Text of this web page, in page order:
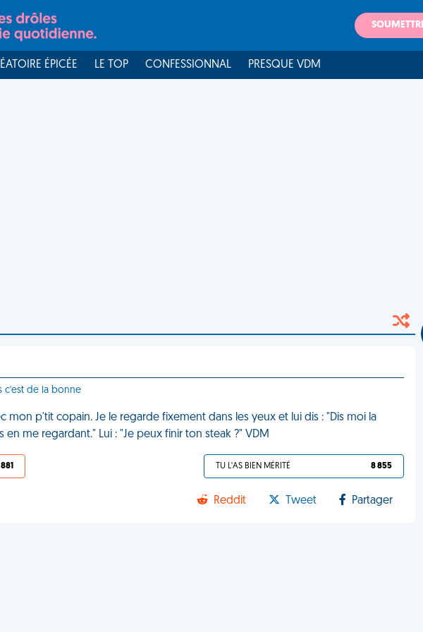
ÉPICÉE LE TOP CONFESSIONNAL PRESQUE VDM
c'est de la bonne
mon p'tit copain. Je le regarde fixement dans les yeux et lui dis : "Dis moi la
me regardant." Lui : "Je peux finir ton steak ?" VDM
TU L'AS BIEN MÉRITÉ 8 855
Reddit Tweet Partager